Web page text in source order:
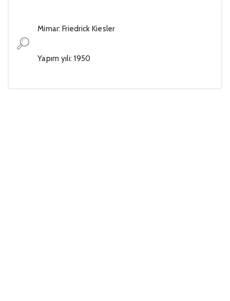
Mimar: Friedrick Kiesler
Yapım yılı: 1950